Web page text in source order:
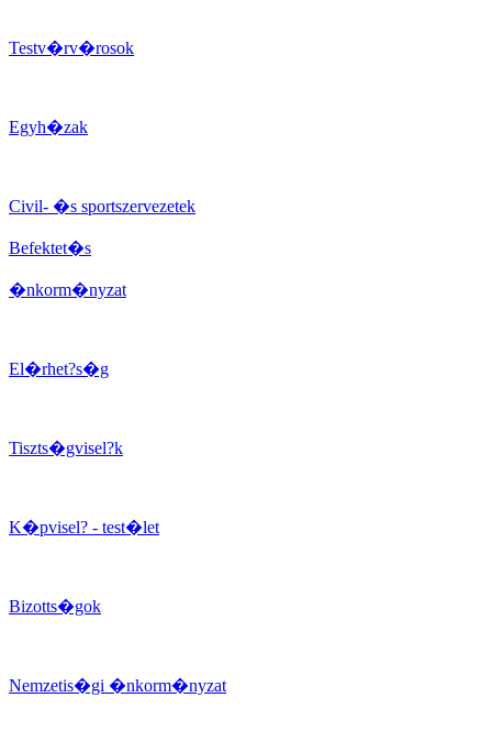
Testv�rv�rosok
Egyh�zak
Civil- �s sportszervezetek
Befektet�s
�nkorm�nyzat
El�rhet?s�g
Tiszts�gvisel?k
K�pvisel? - test�let
Bizotts�gok
Nemzetis�gi �nkorm�nyzat